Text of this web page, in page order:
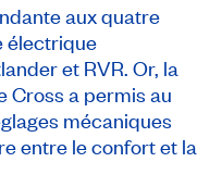
aux quatre
électrique
et RVR. Or, la
Cross a permis au
mécaniques
entre le confort et la